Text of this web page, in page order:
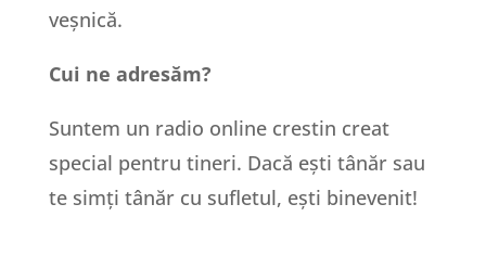
veșnică.
Cui ne adresăm?
Suntem un radio online crestin creat
special pentru tineri. Dacă ești tânăr sau
te simți tânăr cu sufletul, ești binevenit!